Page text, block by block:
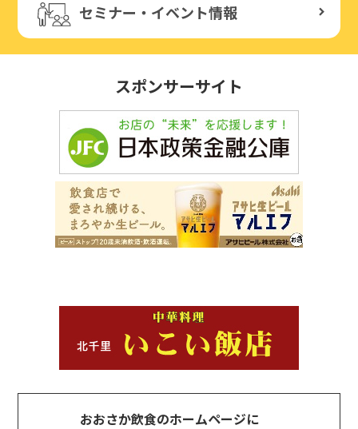
セミナー・イベント情報
スポンサーサイト
おおさか飲食のホームページに